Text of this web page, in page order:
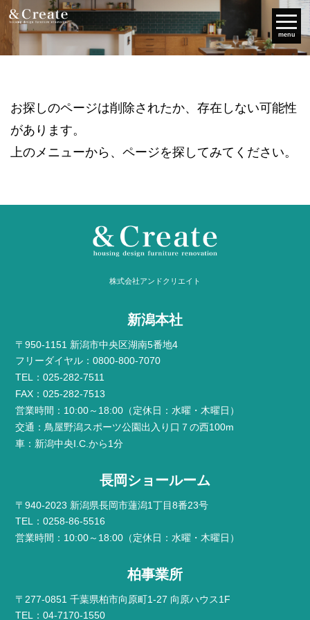
menu
お探しのページは削除されたか、存在しない可能性
があります。
上のメニューから、ページを探してみてください。
株式会社アンドクリエイト
新潟本社
〒950-1151 新潟市中央区湖南5番地4
フリーダイヤル：0800-800-7070
TEL：025-282-7511
FAX：025-282-7513
営業時間：10:00～18:00（定休日：水曜・木曜日）
交通：鳥屋野潟スポーツ公園出入り口７の西100m
車：新潟中央I.C.から1分
長岡ショールーム
〒940-2023 新潟県長岡市蓮潟1丁目8番23号
TEL：0258-86-5516
営業時間：10:00～18:00（定休日：水曜・木曜日）
柏事業所
〒277-0851 千葉県柏市向原町1-27 向原ハウス1F
TEL：04-7170-1550